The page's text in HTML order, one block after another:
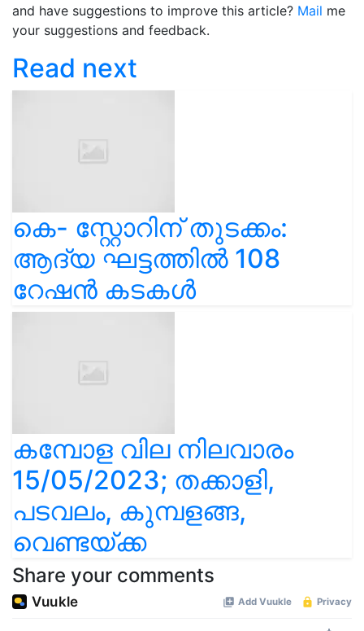
and have suggestions to improve this article? Mail me
your suggestions and feedback.
Read next
കെ- സ്റ്റോറിന് തുടക്കം:
ആദ്യ ഘട്ടത്തിൽ 108
റേഷൻ കടകൾ
കമ്പോള വില നിലവാരം
15/05/2023; തക്കാളി,
പടവലം, കുമ്പളങ്ങ,
വെണ്ടയ്ക്ക
Share your comments